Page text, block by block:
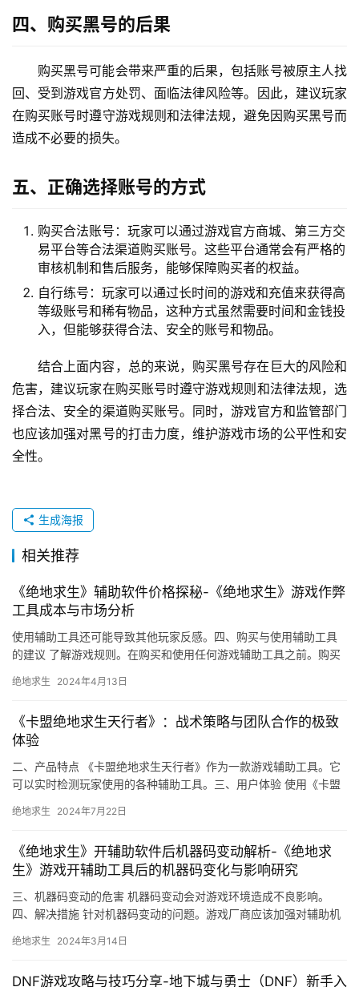
四、购买黑号的后果
购买黑号可能会带来严重的后果，包括账号被原主人找
回、受到游戏官方处罚、面临法律风险等。因此，建议玩家
在购买账号时遵守游戏规则和法律法规，避免因购买黑号而
造成不必要的损失。
五、正确选择账号的方式
购买合法账号：玩家可以通过游戏官方商城、第三方交
易平台等合法渠道购买账号。这些平台通常会有严格的
审核机制和售后服务，能够保障购买者的权益。
自行练号：玩家可以通过长时间的游戏和充值来获得高
等级账号和稀有物品，这种方式虽然需要时间和金钱投
入，但能够获得合法、安全的账号和物品。
结合上面内容，总的来说，购买黑号存在巨大的风险和
危害，建议玩家在购买账号时遵守游戏规则和法律法规，选
择合法、安全的渠道购买账号。同时，游戏官方和监管部门
也应该加强对黑号的打击力度，维护游戏市场的公平性和安
全性。
生成海报
相关推荐
《绝地求生》辅助软件价格探秘-《绝地求生》游戏作弊
工具成本与市场分析
使用辅助工具还可能导致其他玩家反感。四、购买与使用辅助工具
的建议 了解游戏规则。在购买和使用任何游戏辅助工具之前。购买
绝地求生 2024年4月13日
《卡盟绝地求生天行者》：战术策略与团队合作的极致
体验
二、产品特点 《卡盟绝地求生天行者》作为一款游戏辅助工具。它
可以实时检测玩家使用的各种辅助工具。三、用户体验 使用《卡盟
绝地求生 2024年7月22日
《绝地求生》开辅助软件后机器码变动解析-《绝地求
生》游戏开辅助工具后的机器码变化与影响研究
三、机器码变动的危害 机器码变动会对游戏环境造成不良影响。
四、解决措施 针对机器码变动的问题。游戏厂商应该加强对辅助机
绝地求生 2024年3月14日
DNF游戏攻略与技巧分享-地下城与勇士（DNF）新手入